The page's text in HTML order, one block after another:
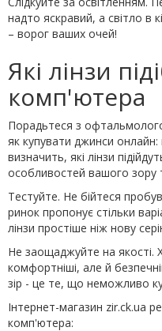
надто яскравий, а світло в
– ворог ваших очей!
Які лінзи
комп'ютера
Порадьтеся з
як купувати джинси онлайн:
визначить, які лінзи
особливостей вашого зору
Тестуйте. Не бійтеся
ринок пропонує стільки
лінзи простіше ніж нову
Не заощаджуйте на якості.
комфортніші, але й
зір - це те, що неможливо
Інтернет-магазин zir.ck.ua
комп'ютера: